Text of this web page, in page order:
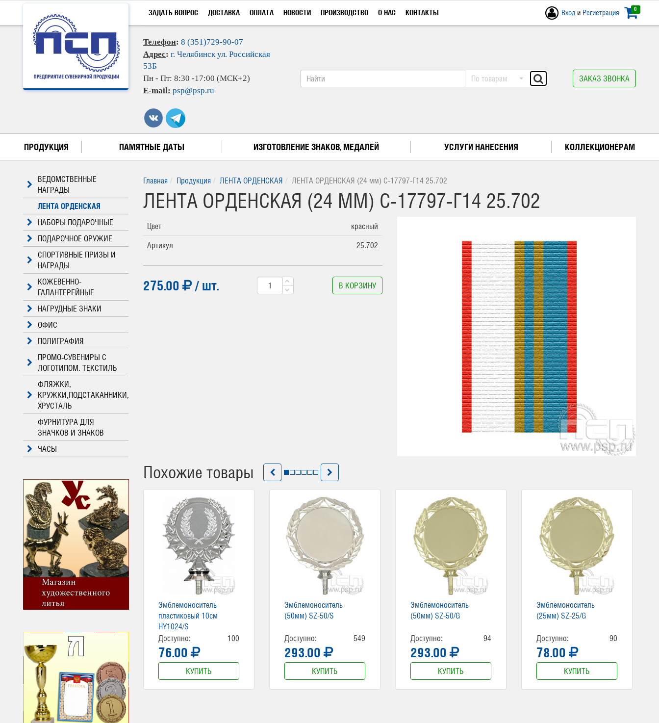
ЗАДАТЬ ВОПРОС ДОСТАВКА ОПЛАТА НОВОСТИ ПРОИЗВОДСТВО О НАС КОНТАКТЫ 0
Вход и Регистрация
Телефон: 8 (351)729-90-07
Адрес: г. Челябинск ул. Российская
53Б
Пн - Пт: 8:30 -17:00 (МСК+2)
E-mail: psp@psp.ru
По товарам ЗАКАЗ ЗВОНКА
ПРОДУКЦИЯ ПАМЯТНЫЕ ДАТЫ ИЗГОТОВЛЕНИЕ ЗНАКОВ, МЕДАЛЕЙ УСЛУГИ НАНЕСЕНИЯ КОЛЛЕКЦИОНЕРАМ
ВЕДОМСТВЕННЫЕ
НАГРАДЫ
ЛЕНТА ОРДЕНСКАЯ
НАБОРЫ ПОДАРОЧНЫЕ
ПОДАРОЧНОЕ ОРУЖИЕ
СПОРТИВНЫЕ ПРИЗЫ И
НАГРАДЫ
КОЖЕВЕННО-
ГАЛАНТЕРЕЙНЫЕ
НАГРУДНЫЕ ЗНАКИ
ОФИС
ПОЛИГРАФИЯ
ПРОМО-СУВЕНИРЫ С
ЛОГОТИПОМ. ТЕКСТИЛЬ
ФЛЯЖКИ,
КРУЖКИ,ПОДСТАКАННИКИ,
ХРУСТАЛЬ
ФУРНИТУРА ДЛЯ
ЗНАЧКОВ И ЗНАКОВ
ЧАСЫ
Главная Продукция ЛЕНТА ОРДЕНСКАЯ ЛЕНТА ОРДЕНСКАЯ (24 мм) С-17797-Г14 25.702
ЛЕНТА ОРДЕНСКАЯ (24 ММ) С-17797-Г14 25.702
Цвет
красный
Артикул
25.702
275.00 / шт. В КОРЗИНУ
Похожие товары
Эмблемоноситель
пластиковый 10см
HY1024/S
Доступно:
100
76.00
КУПИТЬ
Эмблемоноситель
(50мм) SZ-50/S
Доступно: 549
293.00
КУПИТЬ
Эмблемоноситель
(50мм) SZ-50/G
Доступно: 94
293.00
КУПИТЬ
Эмблемоноситель
(25мм) SZ-25/G
Доступно: 90
78.00
КУПИТЬ